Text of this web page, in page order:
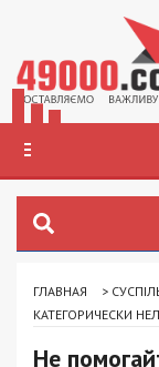
ГЛАВНАЯ >
КАТЕГОРИЧЕСКИ
Не